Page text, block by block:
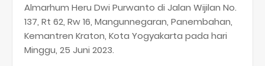
Almarhum Heru Dwi Purwanto di Jalan Wijilan No.
137, Rt 62, Rw 16, Mangunnegaran, Panembahan,
Kemantren Kraton, Kota Yogyakarta pada hari
Minggu, 25 Juni 2023.